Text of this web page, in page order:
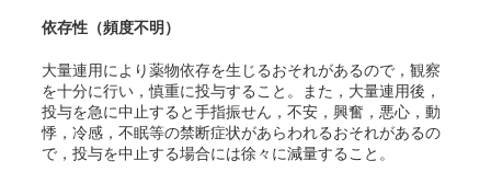
依存性 （頻度不明）
大量連用により薬物依存を生じるおそれがあるので，観察
を十分に行い，慎重に投与すること。また，大量連用後，
投与を急に中止すると手指振せん，不安，興奮，悪心，動
悸，冷感，不眠等の禁断症状があらわれるおそれがあるの
で，投与を中止する場合には徐々に減量すること。